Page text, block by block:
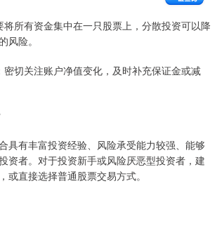
将所有资金集中在一只股票上，分散投资可以降
风险。
密切关注账户净值变化，及时补充保证金或减
具有丰富投资经验、风险承受能力较强、能够
资者。对于投资新手或风险厌恶型投资者，建
或直接选择普通股票交易方式。